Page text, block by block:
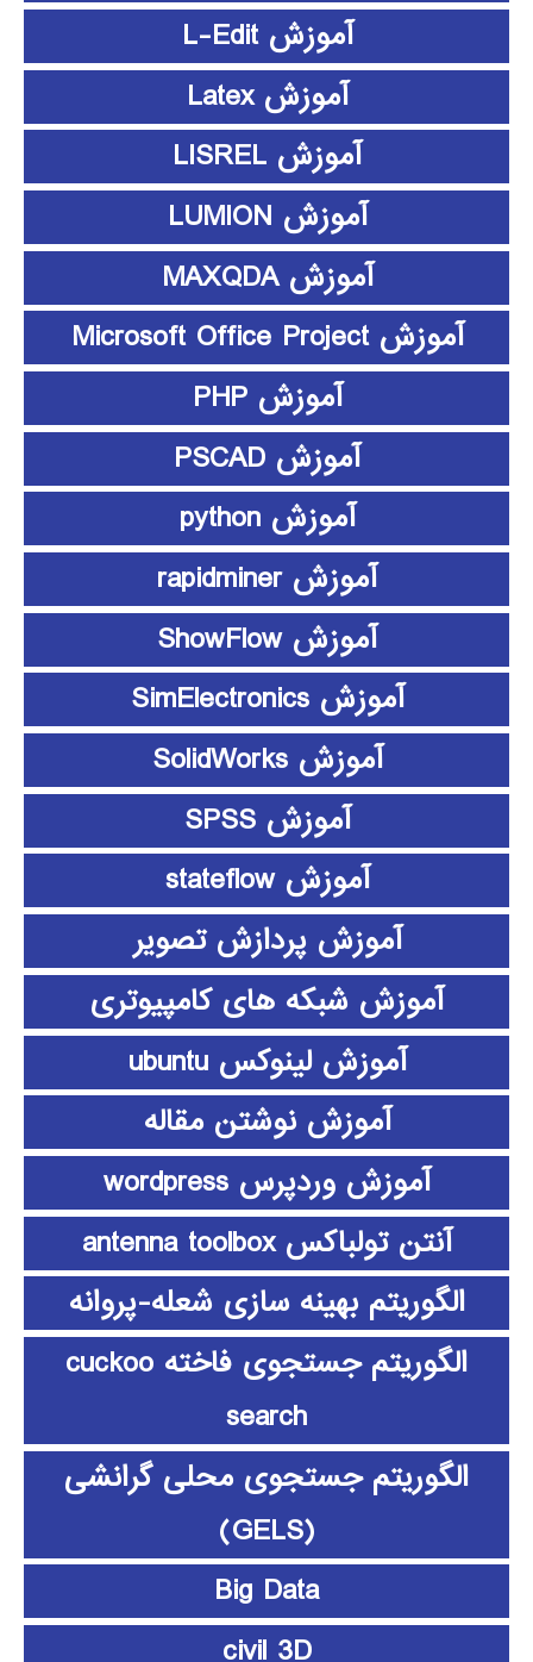
آموزش L-Edit
آموزش Latex
آموزش LISREL
آموزش LUMION
آموزش MAXQDA
آموزش Microsoft Office Project
آموزش PHP
آموزش PSCAD
آموزش python
آموزش rapidminer
آموزش ShowFlow
آموزش SimElectronics
آموزش SolidWorks
آموزش SPSS
آموزش stateflow
آموزش پردازش تصویر
آموزش شبکه های کامپیوتری
آموزش لینوکس ubuntu
آموزش نوشتن مقاله
آموزش وردپرس wordpress
آنتن تولباکس antenna toolbox
الگوریتم بهینه سازی شعله-پروانه
الگوریتم جستجوی فاخته cuckoo
search
الگوریتم جستجوی محلی گرانشی
(GELS)
Big Data
civil 3D